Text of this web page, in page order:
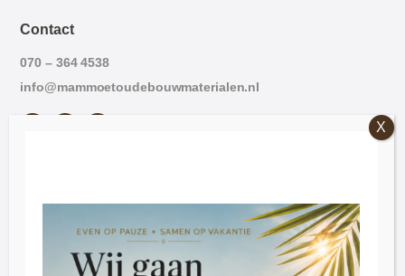
Contact
070 – 364 4538
info@mammoetoudebouwmaterialen.nl
Zaterdag: 09:30 – 16:30